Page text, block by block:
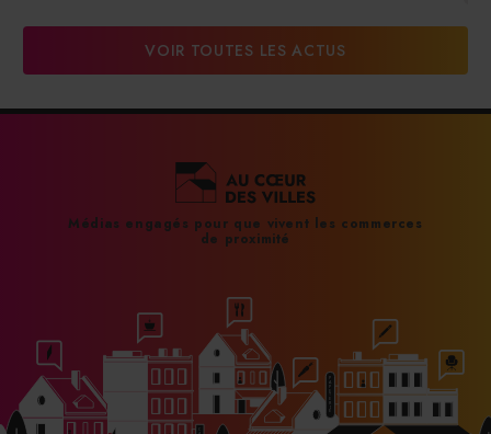
DalterFood Group franchit les 200 millions
31/07/2026
La Liste : La Réserve Paris de nouveau meilleur
31/07/2026
À Paris, le Doobie’s renaît sous la forme d’une
maison de collectionneur
VOIR TOUTES LES ACTUS
Médias engagés pour que vivent les commerces
de proximité